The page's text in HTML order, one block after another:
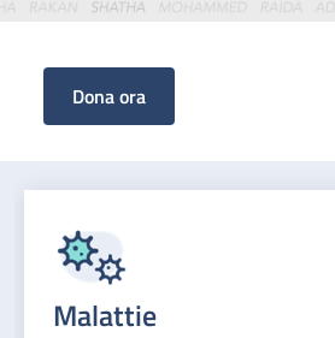
Malattie